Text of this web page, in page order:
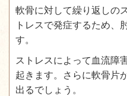
軟骨に対して繰り返しの
トレスで発症するため、
す。
ストレスによって血流障
起きます。さらに軟骨片
出るでしょう。